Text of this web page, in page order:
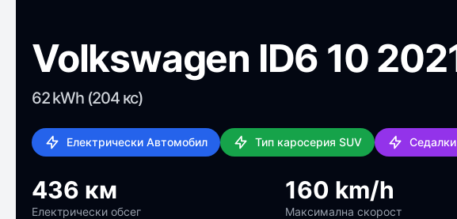
Volkswagen ID6 10
62 kWh (204 кс)
Електрически Автомобил Тип каросерия SUV
436 км
Електрически обсег
160 km/h
Максимална скорост